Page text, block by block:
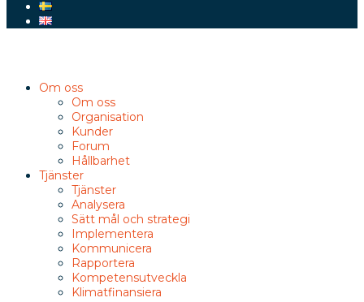
Om oss
Om oss
Organisation
Kunder
Forum
Hållbarhet
Tjänster
Tjänster
Analysera
Sätt mål och strategi
Implementera
Kommunicera
Rapportera
Kompetensutveckla
Klimatfinansiera